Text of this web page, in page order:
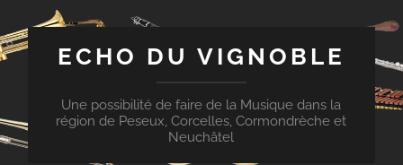
ECHO DU VIGNOBLE
Une possibilité de faire de la Musique dans la
région de Peseux, Corcelles, Cormondrèche et
Neuchâtel